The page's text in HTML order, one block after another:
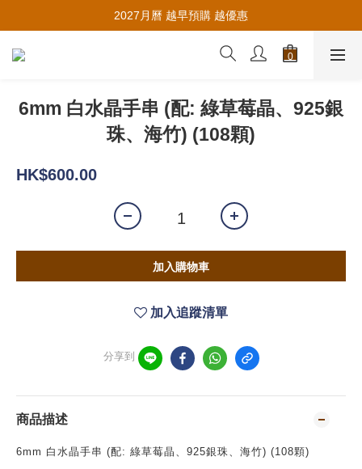
推薦新會員入會，賺取購物金🪙
2027月曆 越早預購 越優惠
推薦新會員入會，賺取購物金🪙
6mm 白水晶手串 (配: 綠草莓晶、925銀
珠、海竹) (108顆)
HK$600.00
加入購物車
加入追蹤清單
分享到
商品描述
6mm 白水晶手串 (配: 綠草莓晶、925銀珠、海竹) (108顆)